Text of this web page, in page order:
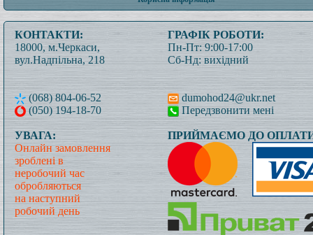
КОНТАКТИ:
18000, м.Черкаси,
вул.Надпільна, 218
(068) 804-06-52
(050) 194-18-70
ГРАФІК РОБОТИ:
Пн-Пт: 9:00-17:00
Сб-Нд: вихідний
dumohod24@ukr.net
Передзвонити мені
УВАГА:
Онлайн замовлення
зроблені в
неробочий час
обробляються
на наступний
робочий день
ПРИЙМАЄМО ДО